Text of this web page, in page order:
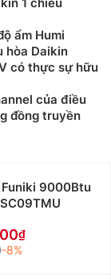
1 chiều
ẩm Humi
hòa Daikin
có thực sự hữu
của điều
đồng truyền
9000Btu
-8%